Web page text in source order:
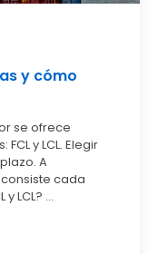
y cómo
se ofrece
y LCL. Elegir
A
cada
LCL? ...